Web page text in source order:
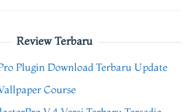
Review Terbaru
Plugin Download Terbaru Update
Course